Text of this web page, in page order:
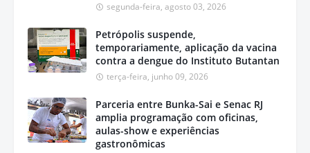
segunda-feira, agosto 03, 2026
Petrópolis suspende,
temporariamente, aplicação da vacina
contra a dengue do Instituto Butantan
terça-feira, junho 09, 2026
Parceria entre Bunka-Sai e Senac RJ
amplia programação com oficinas,
aulas-show e experiências
gastronômicas